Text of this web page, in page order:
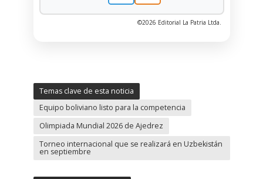
©2026 Editorial La Patria Ltda.
Temas clave de esta noticia
Equipo boliviano listo para la competencia
Olimpiada Mundial 2026 de Ajedrez
Torneo internacional que se realizará en Uzbekistán
en septiembre